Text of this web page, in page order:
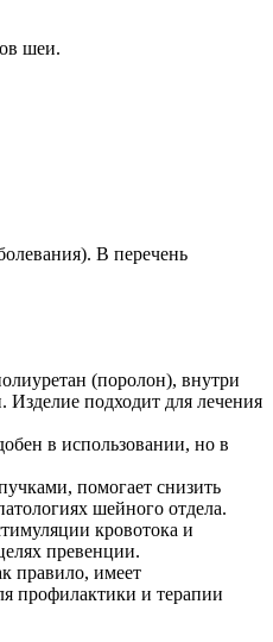
шеи.
В перечень
(поролон), внутри
подходит для лечения
в использовании, но в
помогает снизить
шейного отдела.
кровотока и
превенции.
правило, имеет
профилактики и терапии